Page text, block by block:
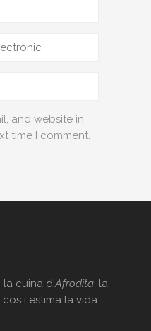
and website in
time I comment.
la cuina d'Afrodita, la
i estima la vida.